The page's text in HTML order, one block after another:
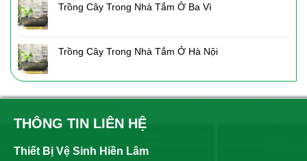
Trồng Cây Trong Nhà Tắm Ở Ba Vì
Trồng Cây Trong Nhà Tắm Ở Hà Nội
THÔNG TIN LIÊN HỆ
Thiết Bị Vệ Sinh Hiền Lâm